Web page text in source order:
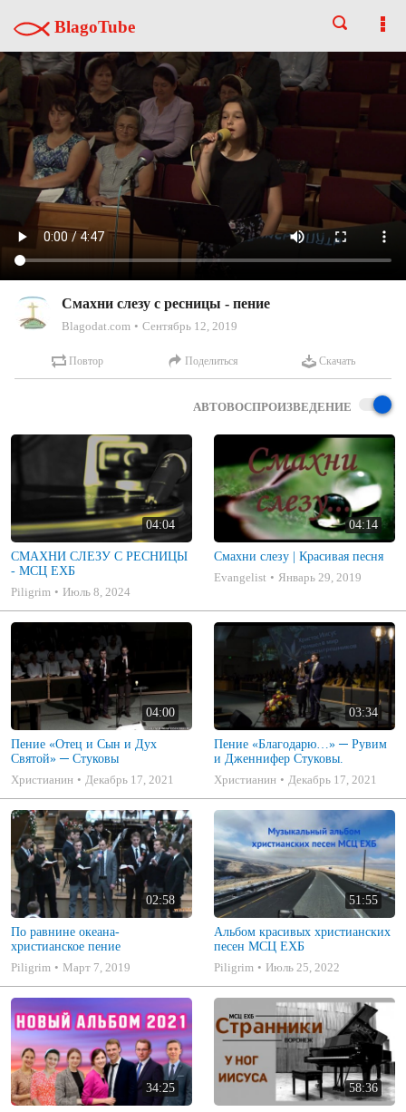
BlagoTube
Смахни слезу с ресницы - пение
Blagodat.com Сентябрь 12, 2019
Повтор Поделиться Скачать
АВТОВОСПРОИЗВЕДЕНИЕ
04:04
СМАХНИ СЛЕЗУ С РЕСНИЦЫ
- МСЦ ЕХБ
Piligrim
Июль 8, 2024
04:14
Смахни слезу | Красивая песня
Evangelist
Январь 29, 2019
04:00
Пение «Отец и Сын и Дух
Святой» ─ Стуковы
Христианин
Декабрь 17, 2021
03:34
Пение «Благодарю…» ─ Рувим
и Дженнифер Стуковы.
Христианин
Декабрь 17, 2021
02:58
По равнине океана-
христианское пение
Piligrim
Март 7, 2019
51:55
Альбом красивых христианских
песен МСЦ ЕХБ
Piligrim
Июль 25, 2022
34:25 58:36